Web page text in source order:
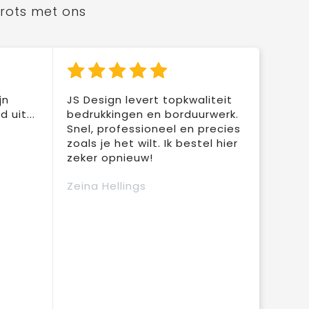
met ons
uit...
JS Design levert topkwaliteit
bedrukkingen en borduurwerk.
Snel, professioneel en precies
zoals je het wilt. Ik bestel hier
zeker opnieuw!
Zeina Hellings